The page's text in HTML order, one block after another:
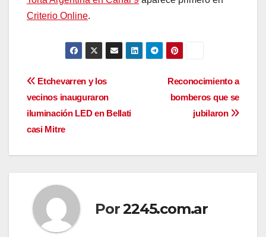
Criterio Online.
Navegación
de
entradas
Reconocimiento a
bomberos que se
jubilaron
Etchevarren y los
vecinos inauguraron
iluminación LED en Bellati
casi Mitre
Por2245.com.ar